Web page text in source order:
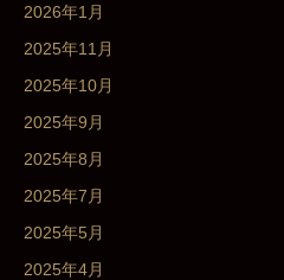
2026年1月
2025年11月
2025年10月
2025年9月
2025年8月
2025年7月
2025年5月
2025年4月